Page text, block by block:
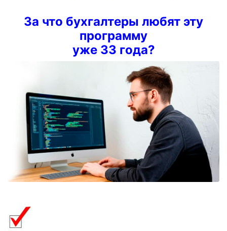
За что бухгалтеры любят эту
программу
уже 33 года?